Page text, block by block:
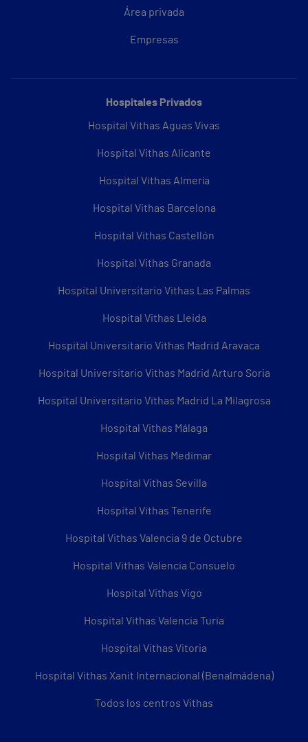
Área privada
Empresas
Hospitales Privados
Hospital Vithas Aguas Vivas
Hospital Vithas Alicante
Hospital Vithas Almería
Hospital Vithas Barcelona
Hospital Vithas Castellón
Hospital Vithas Granada
Hospital Universitario Vithas Las Palmas
Hospital Vithas Lleida
Hospital Universitario Vithas Madrid Aravaca
Hospital Universitario Vithas Madrid Arturo Soria
Hospital Universitario Vithas Madrid La Milagrosa
Hospital Vithas Málaga
Hospital Vithas Medimar
Hospital Vithas Sevilla
Hospital Vithas Tenerife
Hospital Vithas Valencia 9 de Octubre
Hospital Vithas Valencia Consuelo
Hospital Vithas Vigo
Hospital Vithas Valencia Turia
Hospital Vithas Vitoria
Hospital Vithas Xanit Internacional (Benalmádena)
Todos los centros Vithas